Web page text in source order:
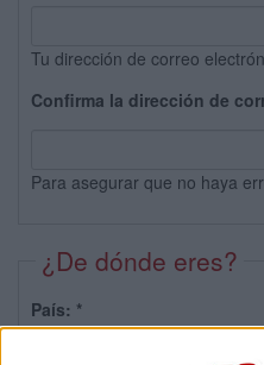
Tu dirección de correo
Confirma la dirección de
Para asegurar que no haya
¿De dónde eres?
País: *